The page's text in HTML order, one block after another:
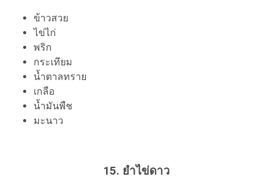
ข้าวสวย
ไข่ไก่
พริก
กระเทียม
น้ำตาลทราย
เกลือ
น้ำมันพืช
มะนาว
15. ยำไข่ดาว